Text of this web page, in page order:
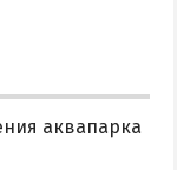
аквапарка